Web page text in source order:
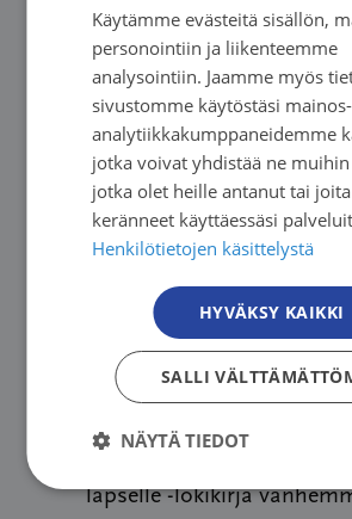
ympäri Suomen. Palvelu on
syöpään sairastuneille sekä
Keskustelu voidaan toteuttaa
tai etäyhteyksin.
Varaa aika Lapset
alueellisesta
Tutustu lisääMIELI
Mielenterveys ryLapset
keskustelu
lapselle -lokikirja
Käytämme evästeitä sisällön,
personointiin ja liikenteemme
analysointiin. Jaamme myös
sivustomme käytöstäsi
analytiikkakumppaneidemme
jotka voivat yhdistää ne
jotka olet heille antanut tai
keränneet käyttäessäsi
Henkilötietojen käsittelystä
HYVÄKSY KAIKKI
SALLI
NÄYTÄ TIEDOT